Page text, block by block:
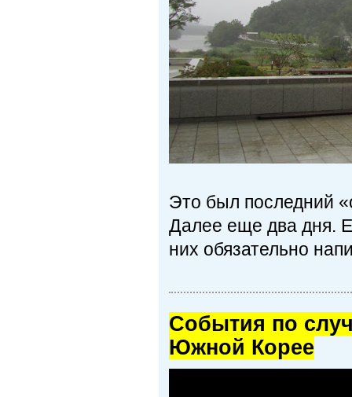
Это был последний
Далее еще два дня.
них обязательно
Cобытия по
Южной Корее